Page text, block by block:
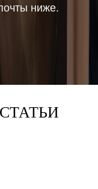
ниже.